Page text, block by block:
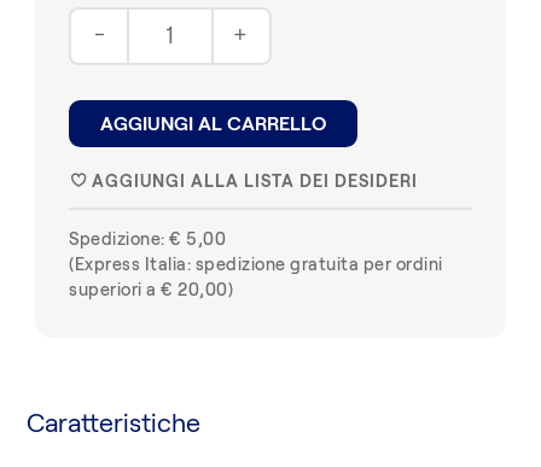
- +
AGGIUNGI AL CARRELLO
AGGIUNGI ALLA LISTA DEI DESIDERI
Spedizione: € 5,00
(Express Italia: spedizione gratuita per ordini
superiori a € 20,00)
Caratteristiche